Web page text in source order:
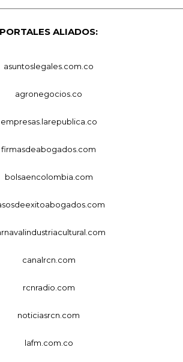
PORTALES ALIADOS:
asuntoslegales.com.co
agronegocios.co
empresas.larepublica.co
firmasdeabogados.com
bolsaencolombia.com
canalrcn.com
rcnradio.com
noticiasrcn.com
lafm.com.co